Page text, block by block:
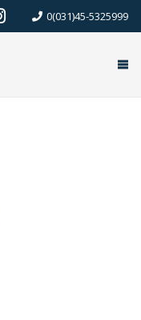
0(031)45-5325999